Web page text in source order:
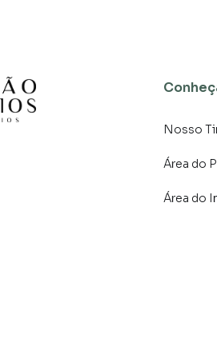
Nosso
Área do
Área do